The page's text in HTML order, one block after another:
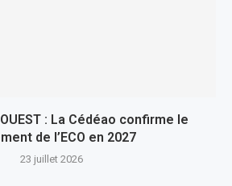
: La Cédéao confirme le
de l’ECO en 2027
23 juillet 2026